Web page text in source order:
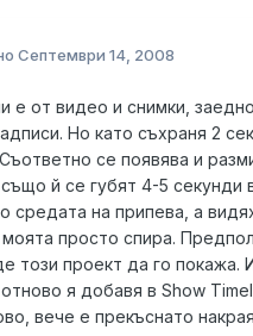
Септември 14, 2008
е от видео и снимки,
Но като съхраня 2
се появява и
й се губят 4-5 секунди
средата на припева, а
просто спира.
този проект да го
я добавя в Show
вече е прекъснато